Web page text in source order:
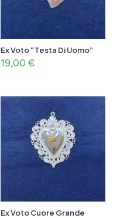
Ex Voto “Testa Di Uomo”
19,00 €
Ex Voto Cuore Grande